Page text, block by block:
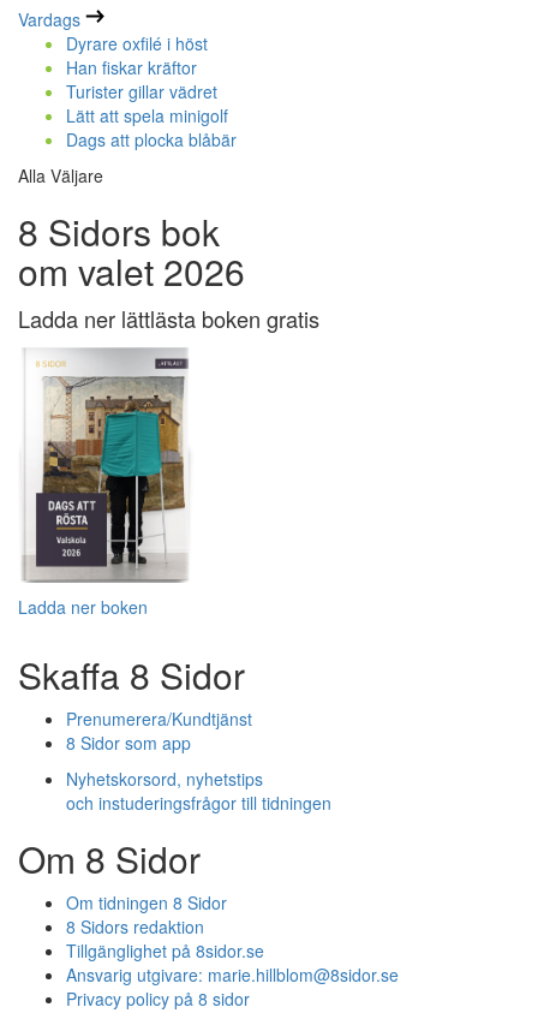
Vardags
Dyrare oxfilé i höst
Han fiskar kräftor
Turister gillar vädret
Lätt att spela minigolf
Dags att plocka blåbär
Alla Väljare
8 Sidors bok
om valet 2026
Ladda ner lättlästa boken gratis
Ladda ner boken
Skaffa 8 Sidor
Prenumerera/Kundtjänst
8 Sidor som app
Nyhetskorsord, nyhetstips
och instuderingsfrågor till tidningen
Om 8 Sidor
Om tidningen 8 Sidor
8 Sidors redaktion
Tillgänglighet på 8sidor.se
Ansvarig utgivare: marie.hillblom@8sidor.se
Privacy policy på 8 sidor